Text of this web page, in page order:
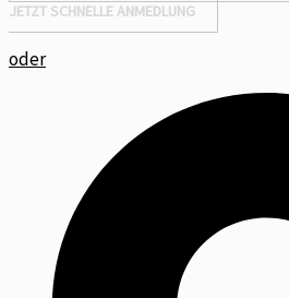
JETZT SCHNELLE ANMEDLUNG
oder